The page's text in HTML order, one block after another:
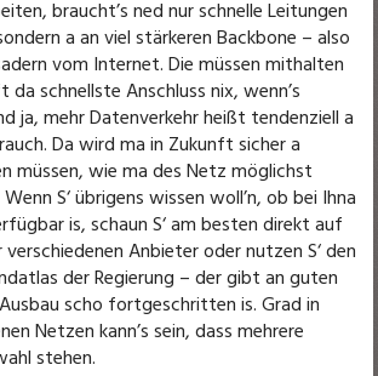
braucht’s ned nur schnelle Leitungen
a an viel stärkeren Backbone – also
vom Internet. Die müssen mithalten
schnellste Anschluss nix, wenn’s
ja, mehr Datenverkehr heißt tendenziell a
Da wird ma in Zukunft sicher a
müssen, wie ma des Netz möglichst
S‘ übrigens wissen woll’n, ob bei Ihna
is, schaun S‘ am besten direkt auf
Anbieter oder nutzen S‘ den
der Regierung – der gibt an guten
scho fortgeschritten is. Grad in
Netzen kann’s sein, dass mehrere
stehen.